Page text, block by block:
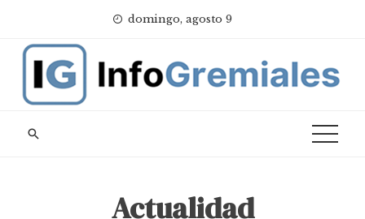
content
domingo, agosto 9
Actualidad